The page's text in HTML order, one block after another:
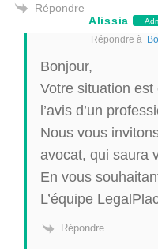
Répondre
Alissia
Répondre à
Bonjour,
Votre situation
l’avis d’un
Nous vous
avocat, qui saura
En vous
L’équipe
Répondre